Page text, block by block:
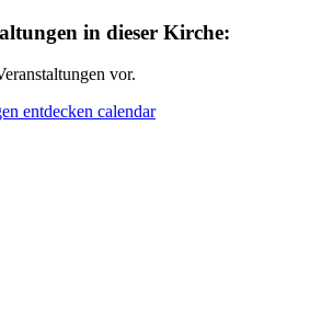
in dieser Kirche:
vor.
entdecken calendar